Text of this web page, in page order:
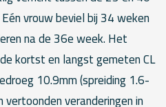
vrouw beviel bij 34 weken
na de 36e week. Het
kortst en langst gemeten CL
10.9mm (spreiding 1.6-
veranderingen in